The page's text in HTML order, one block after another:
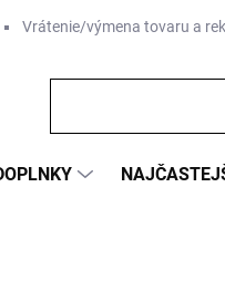
Vrátenie/výmena tovaru a